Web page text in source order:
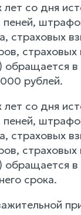
лет со дня
пеней,
страховых
в
рублей.
лет со дня
пеней,
страховых
в
срока.